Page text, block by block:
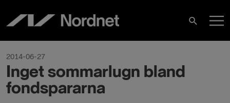
content
Search
2014-06-27
Inget sommarlugn bland
fondspararna